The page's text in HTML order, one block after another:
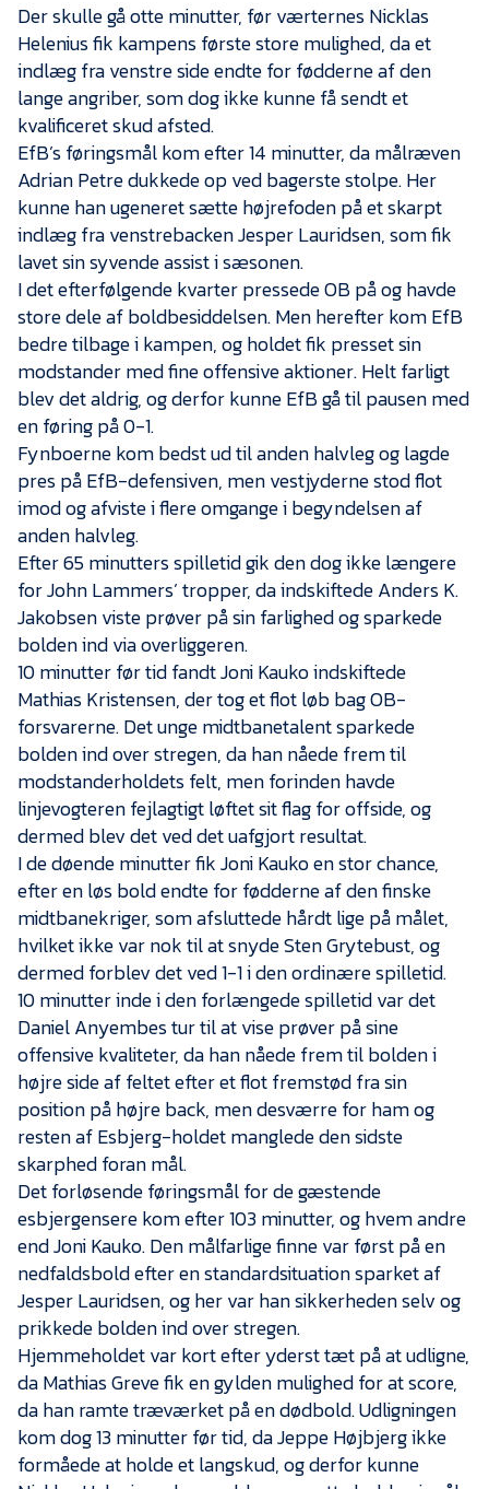
Presse
Der skulle gå otte minutter, før værternes Nicklas
Helenius fik kampens første store mulighed, da et
indlæg fra venstre side endte for fødderne af den
lange angriber, som dog ikke kunne få sendt et
kvalificeret skud afsted.
EfB’s føringsmål kom efter 14 minutter, da målræven
Adrian Petre dukkede op ved bagerste stolpe. Her
kunne han ugeneret sætte højrefoden på et skarpt
indlæg fra venstrebacken Jesper Lauridsen, som fik
lavet sin syvende assist i sæsonen.
I det efterfølgende kvarter pressede OB på og havde
store dele af boldbesiddelsen. Men herefter kom EfB
bedre tilbage i kampen, og holdet fik presset sin
modstander med fine offensive aktioner. Helt farligt
blev det aldrig, og derfor kunne EfB gå til pausen med
en føring på 0-1.
Fynboerne kom bedst ud til anden halvleg og lagde
pres på EfB-defensiven, men vestjyderne stod flot
imod og afviste i flere omgange i begyndelsen af
anden halvleg.
Efter 65 minutters spilletid gik den dog ikke længere
for John Lammers’ tropper, da indskiftede Anders K.
Jakobsen viste prøver på sin farlighed og sparkede
bolden ind via overliggeren.
10 minutter før tid fandt Joni Kauko indskiftede
Mathias Kristensen, der tog et flot løb bag OB-
forsvarerne. Det unge midtbanetalent sparkede
bolden ind over stregen, da han nåede frem til
modstanderholdets felt, men forinden havde
linjevogteren fejlagtigt løftet sit flag for offside, og
dermed blev det ved det uafgjort resultat.
I de døende minutter fik Joni Kauko en stor chance,
efter en løs bold endte for fødderne af den finske
midtbanekriger, som afsluttede hårdt lige på målet,
hvilket ikke var nok til at snyde Sten Grytebust, og
dermed forblev det ved 1-1 i den ordinære spilletid.
10 minutter inde i den forlængede spilletid var det
Daniel Anyembes tur til at vise prøver på sine
offensive kvaliteter, da han nåede frem til bolden i
højre side af feltet efter et flot fremstød fra sin
position på højre back, men desværre for ham og
resten af Esbjerg-holdet manglede den sidste
skarphed foran mål.
Det forløsende føringsmål for de gæstende
esbjergensere kom efter 103 minutter, og hvem andre
end Joni Kauko. Den målfarlige finne var først på en
nedfaldsbold efter en standardsituation sparket af
Jesper Lauridsen, og her var han sikkerheden selv og
prikkede bolden ind over stregen.
Hjemmeholdet var kort efter yderst tæt på at udligne,
da Mathias Greve fik en gylden mulighed for at score,
da han ramte træværket på en dødbold. Udligningen
kom dog 13 minutter før tid, da Jeppe Højbjerg ikke
formåede at holde et langskud, og derfor kunne